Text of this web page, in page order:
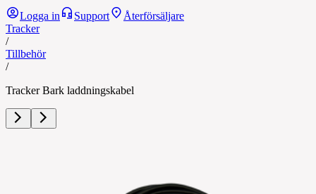
Logga in Support
Återförsäljare
Tracker
/
Tillbehör
/
Tracker Bark laddningskabel